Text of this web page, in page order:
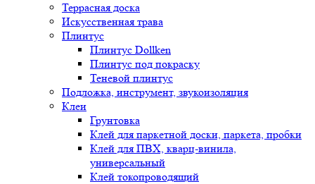
Террасная доска
Искусственная трава
Плинтус
Плинтус Dollken
Плинтус под покраску
Теневой плинтус
Подложка, инструмент, звукоизоляция
Клеи
Грунтовка
Клей для паркетной доски, паркета, пробки
Клей для ПВХ, кварц-винила,
универсальный
Клей токопроводящий